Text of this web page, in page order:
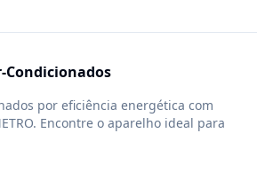
Condicionados
por eficiência energética com
Encontre o aparelho ideal para